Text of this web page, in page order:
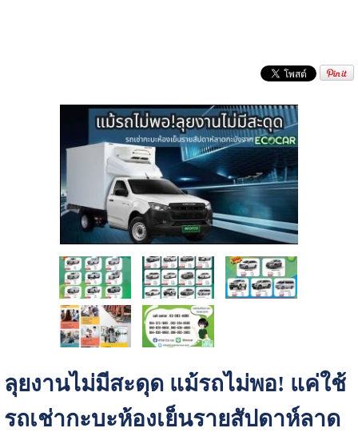
ลุยงานไม่มีสะดุด แม้รถไม่พอ! แค่ใช้
รถเช่ากะบะห้องเย็นรายสัปดาห์ลาด